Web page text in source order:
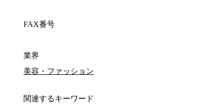
FAX番号
業界
美容・ファッション
関連するキーワード